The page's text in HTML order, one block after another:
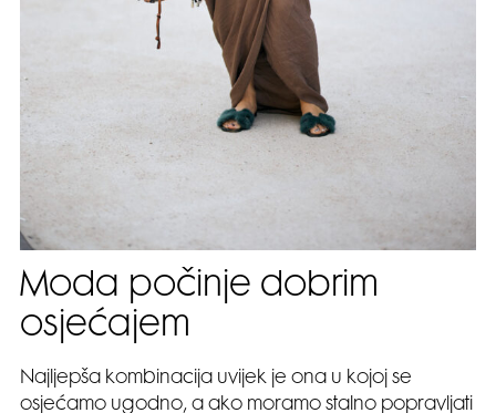
Moda počinje dobrim
osjećajem
Najljepša kombinacija uvijek je ona u kojoj se
osjećamo ugodno, a ako moramo stalno popravljati